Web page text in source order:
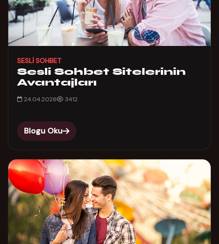
SESLI SOHBET
Sesli Sohbet Sitelerinin
Avantajları
24.04.2026 3412
Blogu Oku